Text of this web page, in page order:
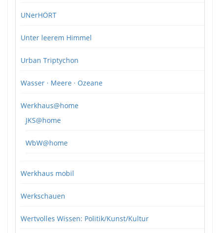
UNerHÖRT
Unter leerem Himmel
Urban Triptychon
Wasser · Meere · Ozeane
Werkhaus@home
JKS@home
WbW@home
Werkhaus mobil
Werkschauen
Wertvolles Wissen: Politik/Kunst/Kultur